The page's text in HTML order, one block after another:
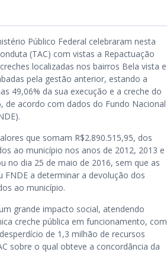
Público Federal celebraram nesta
(TAC) com vistas a Repactuação
localizadas nos bairros Bela vista e
pela gestão anterior, estando a
49,06% da sua execução e a creche do
de acordo com dados do Fundo Nacional
que somam R$2.890.515,95, dos
ao município nos anos de 2012, 2013 e
no dia 25 de maio de 2016, sem que as
a determinar a devolução dos
ao município.
grande impacto social, atendendo
creche pública em funcionamento, com
de 1,3 milhão de recursos
sobre o qual obteve a concordância da